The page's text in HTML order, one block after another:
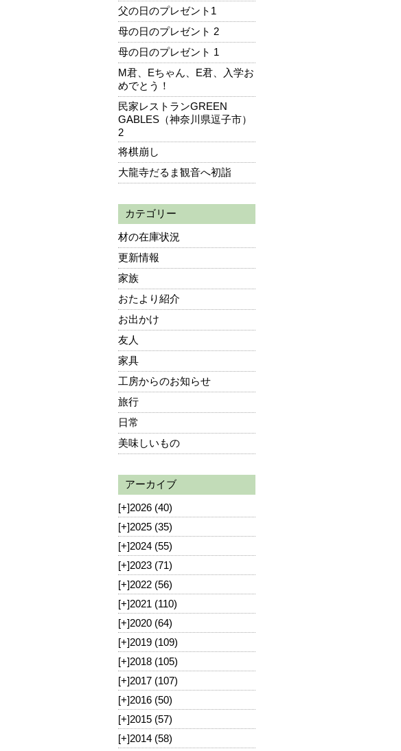
父の日のプレゼント1
母の日のプレゼント 2
母の日のプレゼント 1
M君、Eちゃん、E君、入学お
めでとう！
民家レストランGREEN
GABLES（神奈川県逗子市）
2
将棋崩し
大龍寺だるま観音へ初詣
カテゴリー
材の在庫状況
更新情報
家族
おたより紹介
お出かけ
友人
家具
工房からのお知らせ
旅行
日常
美味しいもの
アーカイブ
[+]2026 (40)
[+]2025 (35)
[+]2024 (55)
[+]2023 (71)
[+]2022 (56)
[+]2021 (110)
[+]2020 (64)
[+]2019 (109)
[+]2018 (105)
[+]2017 (107)
[+]2016 (50)
[+]2015 (57)
[+]2014 (58)